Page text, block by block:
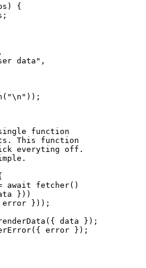
| href=https://
{
function
This function
everyting off.
await fetcher()
}));